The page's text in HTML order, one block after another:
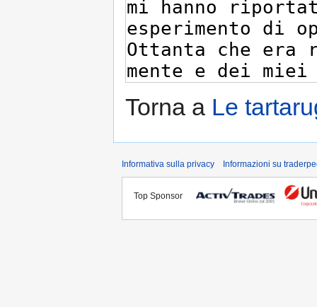
Torna a Le
Informativa sulla privacy Informazioni su
Top Sponsor